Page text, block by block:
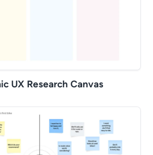
UX Research Canvas